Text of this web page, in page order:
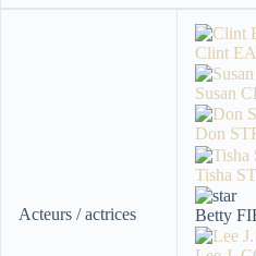
Acteurs / actrices
Clint
Susan
Don
Tisha
Betty